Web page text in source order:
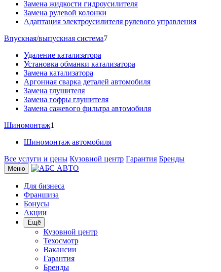
Замена жидкости гидроусилителя
Замена рулевой колонки
Адаптация электроусилителя рулевого управления
Впускная/выпускная система7
Удаление катализатора
Установка обманки катализатора
Замена катализатора
Аргонная сварка деталей автомобиля
Замена глушителя
Замена гофры глушителя
Замена сажевого фильтра автомобиля
Шиномонтаж1
Шиномонтаж автомобиля
Все услуги и цены Кузовной центр Гарантия Бренды
Меню
Для бизнеса
Франшиза
Бонусы
Акции
Ещё
Кузовной центр
Техосмотр
Вакансии
Гарантия
Бренды